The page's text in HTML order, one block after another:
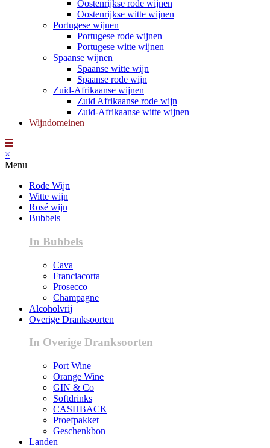
Oostenrijkse rode wijnen
Oostenrijkse witte wijnen
Portugese wijnen
Portugese rode wijnen
Portugese witte wijnen
Spaanse wijnen
Spaanse witte wijn
Spaanse rode wijn
Zuid-Afrikaanse wijnen
Zuid Afrikaanse rode wijn
Zuid-Afrikaanse witte wijnen
Wijndomeinen
×
Menu
Rode Wijn
Witte wijn
Rosé wijn
Bubbels
In Bubbels
Cava
Franciacorta
Prosecco
Champagne
Alcoholvrij
Overige Dranksoorten
In Overige Dranksoorten
Port Wine
Orange Wine
GIN & Co
Softdrinks
CASHBACK
Proefpakket
Geschenkbon
Landen